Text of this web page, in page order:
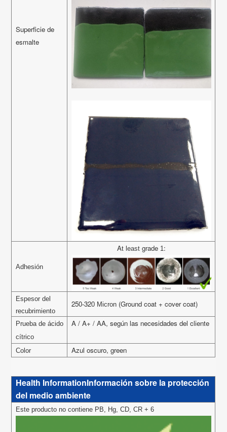
Superficie de
esmalte
Adhesión
At least grade1 :
Espesor del
recubrimiento
250-320 Micron(Ground coat + cover coat)
Prueba de ácido
cítrico
A / A+ / AA, según las necesidades del cliente
Color Azul oscuro, green
Health InformationInformación sobre la protección
del medio ambiente
Este producto no contiene PB, Hg, CD, CR + 6